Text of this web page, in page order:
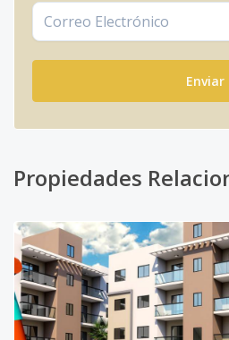
Enviar
Propiedades